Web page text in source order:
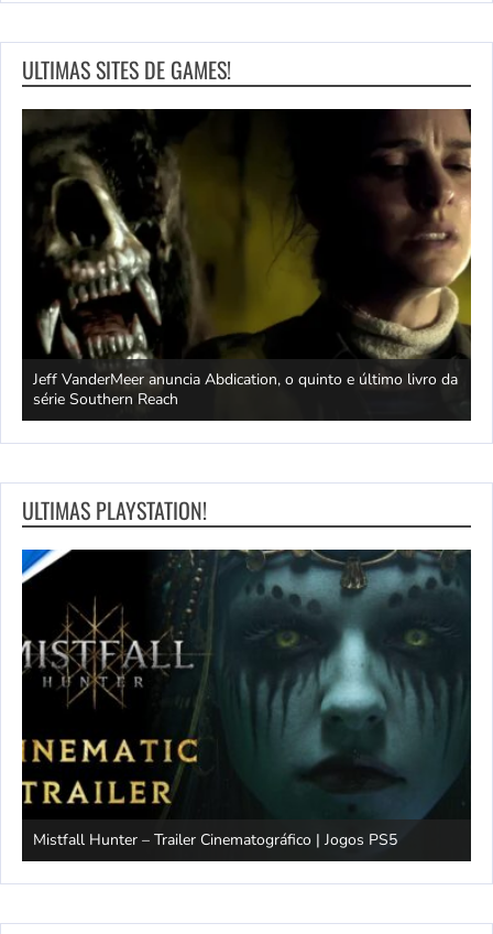
ULTIMAS SITES DE GAMES!
Jeff VanderMeer anuncia Abdication, o quinto e último livro da
série Southern Reach
ULTIMAS PLAYSTATION!
Mistfall Hunter – Trailer Cinematográfico | Jogos PS5